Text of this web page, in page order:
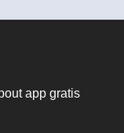
app gratis